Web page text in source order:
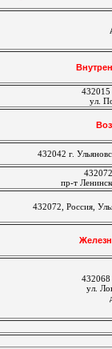
432015
ул.
432042 г.
пр-т
432072, Россия,
432068
ул.